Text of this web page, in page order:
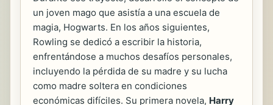
un joven mago que asistía a una escuela de
magia, Hogwarts. En los años siguientes,
Rowling se dedicó a escribir la historia,
enfrentándose a muchos desafíos personales,
incluyendo la pérdida de su madre y su lucha
como madre soltera en condiciones
económicas difíciles. Su primera novela, Harry